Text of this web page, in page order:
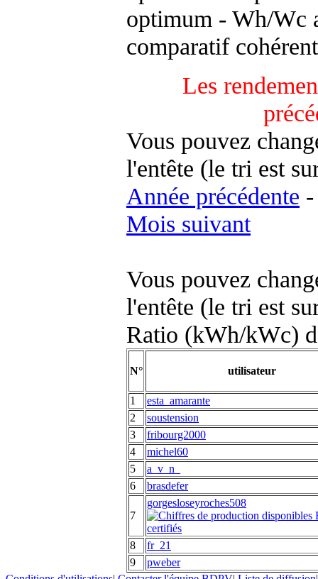
optimum - Wh/Wc
comparatif
Les
Vous pouvez
l'entête (le tri est
Année précédente -
Mois suivant
Vous pouvez
l'entête (le tri est
Ratio (kWh/kWc)
N° utilisateur
1
esta_amarante
2
soustension
3
fribourg2000
4
michel60
5
a_v_n_
6
brasdefer
7
gorgesloseyroches508
8
fr_21
9
pweber